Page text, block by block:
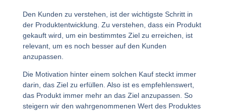
Den Kunden zu verstehen, ist der wichtigste Schritt in
der Produktentwicklung. Zu verstehen, dass ein Produkt
gekauft wird, um ein bestimmtes Ziel zu erreichen, ist
relevant, um es noch besser auf den Kunden
anzupassen.
Die Motivation hinter einem solchen Kauf steckt immer
darin, das Ziel zu erfüllen. Also ist es empfehlenswert,
das Produkt immer mehr an das Ziel anzupassen. So
steigern wir den wahrgenommenen Wert des Produktes